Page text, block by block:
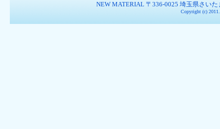
NEW MATERIAL 〒336-0025 埼玉県さい
Copyright (c)